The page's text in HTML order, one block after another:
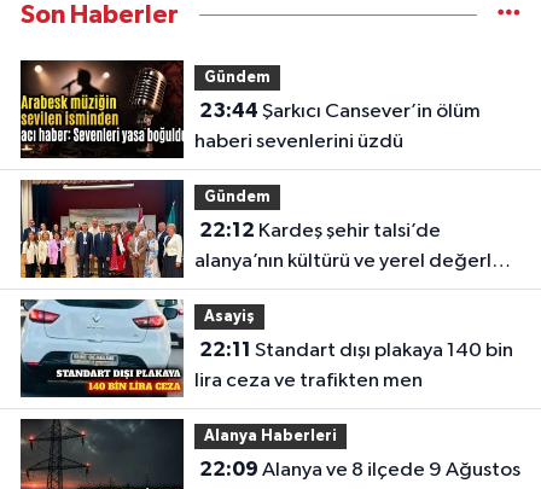
Son Haberler
Gündem
23:44
haberi sevenlerini üzdü
Gündem
22:12
alanya’nın kültürü ve yerel değerleri
tanıtıldı
Asayiş
22:11
lira ceza ve trafikten men
Alanya Haberleri
22:09